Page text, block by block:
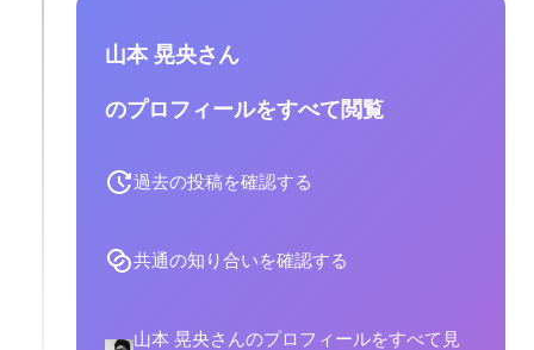
山本 晃央さん
のプロフィールをすべて閲覧
過去の投稿を確認する
共通の知り合いを確認する
山本 晃央さんのプロフィールをすべて見